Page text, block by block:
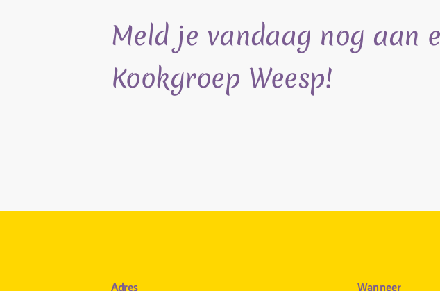
Meld je vandaag nog aan
Kookgroep Weesp!
Adres Wanneer